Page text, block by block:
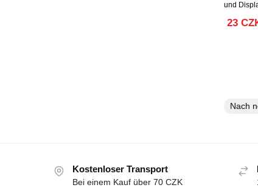
und
23
Kostenloser Transport
Bei einem Kauf über 70 CZK